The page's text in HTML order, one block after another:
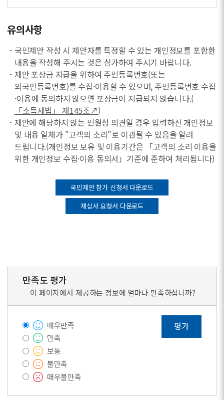
유의사항
- 국민제안 작성 시 제안자를 특정할 수 있는 개인정보를 포함한
내용을 작성해 주시는 것은 삼가하여 주시기 바랍니다.
- 제안 포상금 지급을 위하여 주민등록번호(또는
외국인등록번호)를 수집·이용할 수 있으며, 주민등록번호 수집
·이용에 동의하지 않으면 포상금이 지급되지 않습니다.(
「소득세법」 제145조↗)
- 제안에 해당하지 않는 민원성 의견일 경우 입력하신 개인정보
및 내용 일체가 "고객의 소리"로 이관될 수 있음을 알려
드립니다.(개인정보 보유 및 이용기간은 「고객의 소리 이용을
위한 개인정보 수집·이용 동의서」기준에 준하여 처리됩니다)
국민제안 참가 신청서 다운로드
재심사 요청서 다운로드
만족도 평가
이 페이지에서 제공하는 정보에 얼마나 만족하십니까?
매우만족
만족
보통
불만족
매우불만족
평가